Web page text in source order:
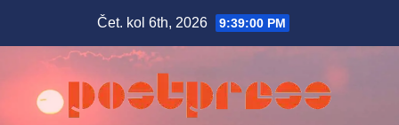
Čet. kol 6th, 2026 9:39:01 PM